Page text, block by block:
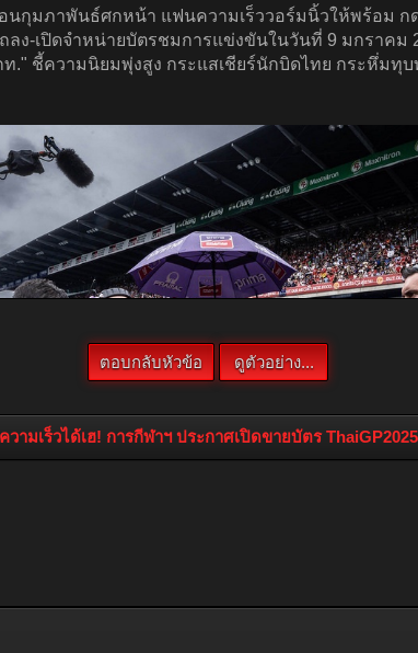
ามเร็วได้เฮ! การกีฬาฯ ประกาศเปิดขายบัตร